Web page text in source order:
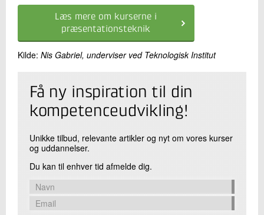
Læs mere om kurserne i
præsentationsteknik
Kilde: Nis Gabriel, underviser ved Teknologisk Institut
Få ny inspiration til din
kompetenceudvikling!
Unikke tilbud, relevante artikler og nyt om vores kurser
og uddannelser.
Du kan til enhver tid afmelde dig.